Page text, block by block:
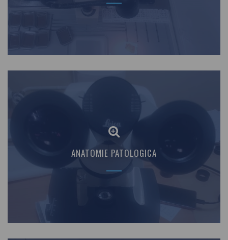
ANATOMIE PATOLOGICA